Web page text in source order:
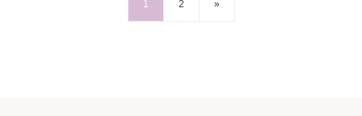
1 2 »